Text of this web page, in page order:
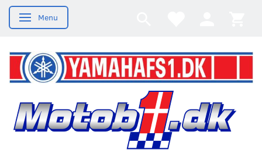
Skifte navigation
Menu